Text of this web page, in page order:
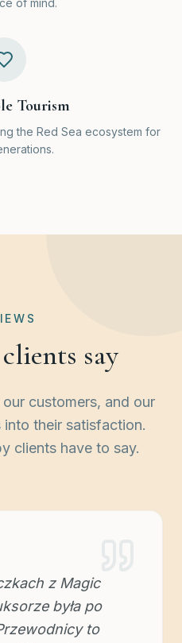
of mind.
Tourism
the Red Sea ecosystem for
say
customers, and our
into their satisfaction.
clients have to say.
z Magic
była po
to